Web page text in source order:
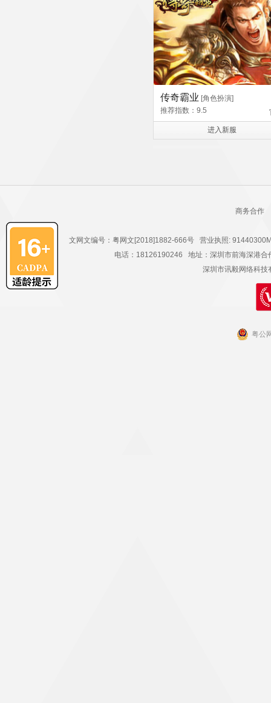
传奇霸业 [角色扮演]
推荐指数：9.5
进入新服
商务合作
文网文编号：粤网文[2018]1882-666号 营业执照:
电话：18126190246 地址：深圳市前海深港合
深圳市讯毅网络科
粤公